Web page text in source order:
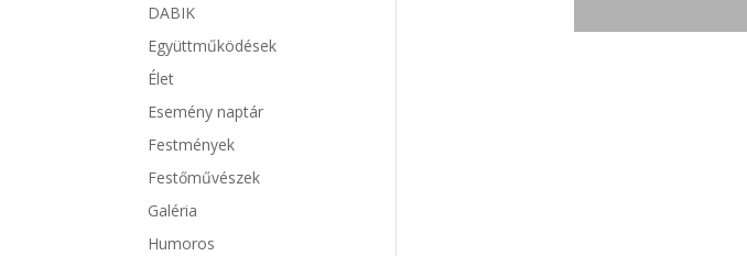
DABIK
Együttműködések
Élet
Esemény naptár
Festmények
Festőművészek
Galéria
Humoros